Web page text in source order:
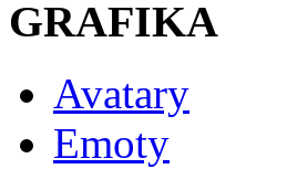
GRAFIKA
Avatary
Emoty